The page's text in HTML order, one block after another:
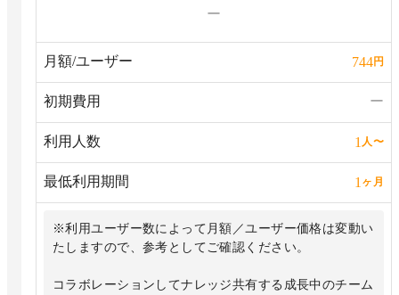
ー
月額/ユーザー 744円
初期費用 ー
利用人数 1人〜
最低利用期間 1 ヶ月
※利用ユーザー数によって月額／ユーザー価格は変動い
たしますので、参考としてご確認ください。
コラボレーションしてナレッジ共有する成長中のチーム